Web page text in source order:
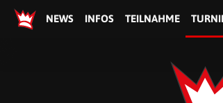
NEWS INFOS TEILNAHME